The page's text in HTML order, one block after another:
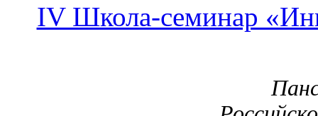
IV Школа-семинар